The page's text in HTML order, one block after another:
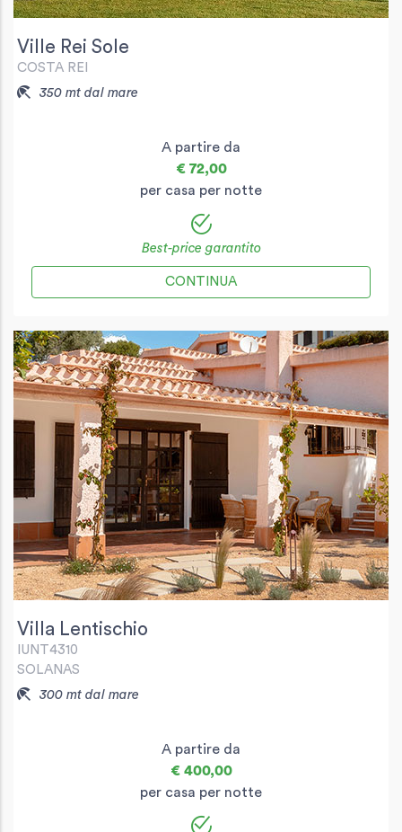
Ville Rei Sole
COSTA REI
350 mt dal mare
A partire da
€ 72,00
per casa per notte
Best-price garantito
CONTINUA
Villa Lentischio
IUNT4310
SOLANAS
300 mt dal mare
A partire da
€ 400,00
per casa per notte